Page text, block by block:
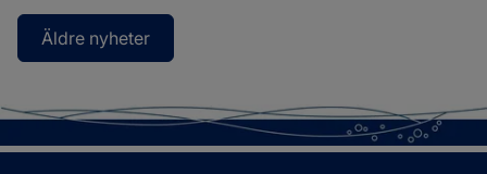
Äldre nyheter